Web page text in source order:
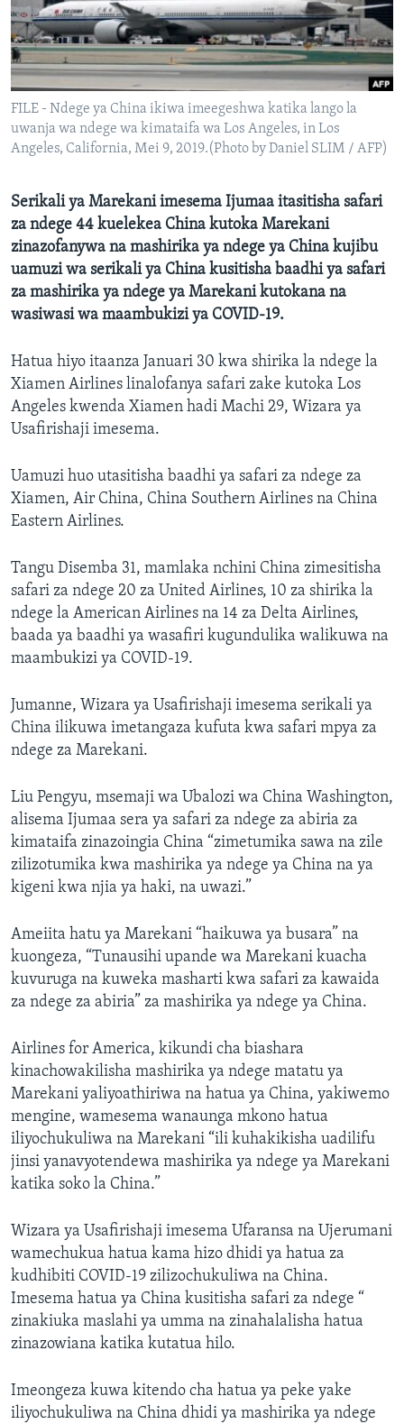
FILE - Ndege ya China ikiwa imeegeshwa katika lango la
uwanja wa ndege wa kimataifa wa Los Angeles, in Los
Angeles, California, Mei 9, 2019.(Photo by Daniel SLIM / AFP)
Serikali ya Marekani imesema Ijumaa itasitisha safari
za ndege 44 kuelekea China kutoka Marekani
zinazofanywa na mashirika ya ndege ya China kujibu
uamuzi wa serikali ya China kusitisha baadhi ya safari
za mashirika ya ndege ya Marekani kutokana na
wasiwasi wa maambukizi ya COVID-19.
Hatua hiyo itaanza Januari 30 kwa shirika la ndege la
Xiamen Airlines linalofanya safari zake kutoka Los
Angeles kwenda Xiamen hadi Machi 29, Wizara ya
Usafirishaji imesema.
Uamuzi huo utasitisha baadhi ya safari za ndege za
Xiamen, Air China, China Southern Airlines na China
Eastern Airlines.
Tangu Disemba 31, mamlaka nchini China zimesitisha
safari za ndege 20 za United Airlines, 10 za shirika la
ndege la American Airlines na 14 za Delta Airlines,
baada ya baadhi ya wasafiri kugundulika walikuwa na
maambukizi ya COVID-19.
Jumanne, Wizara ya Usafirishaji imesema serikali ya
China ilikuwa imetangaza kufuta kwa safari mpya za
ndege za Marekani.
Liu Pengyu, msemaji wa Ubalozi wa China Washington,
alisema Ijumaa sera ya safari za ndege za abiria za
kimataifa zinazoingia China “zimetumika sawa na zile
zilizotumika kwa mashirika ya ndege ya China na ya
kigeni kwa njia ya haki, na uwazi.”
Ameiita hatu ya Marekani “haikuwa ya busara” na
kuongeza, “Tunausihi upande wa Marekani kuacha
kuvuruga na kuweka masharti kwa safari za kawaida
za ndege za abiria” za mashirika ya ndege ya China.
Airlines for America, kikundi cha biashara
kinachowakilisha mashirika ya ndege matatu ya
Marekani yaliyoathiriwa na hatua ya China, yakiwemo
mengine, wamesema wanaunga mkono hatua
iliyochukuliwa na Marekani “ili kuhakikisha uadilifu
jinsi yanavyotendewa mashirika ya ndege ya Marekani
katika soko la China.”
Wizara ya Usafirishaji imesema Ufaransa na Ujerumani
wamechukua hatua kama hizo dhidi ya hatua za
kudhibiti COVID-19 zilizochukuliwa na China.
Imesema hatua ya China kusitisha safari za ndege “
zinakiuka maslahi ya umma na zinahalalisha hatua
zinazowiana katika kutatua hilo.
Imeongeza kuwa kitendo cha hatua ya peke yake
iliyochukuliwa na China dhidi ya mashirika ya ndege